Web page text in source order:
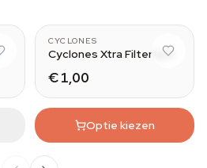
CYCLONES
Cyclones Xtra Filtertips
€ 1,00
Optie kiezen